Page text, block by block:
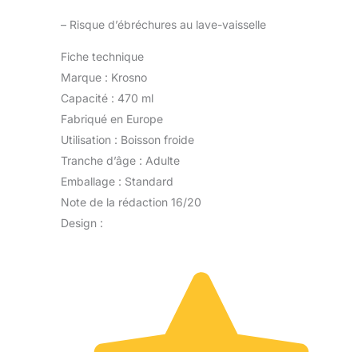
– Risque d’ébréchures au lave-vaisselle
Fiche technique
Marque : Krosno
Capacité : 470 ml
Fabriqué en Europe
Utilisation : Boisson froide
Tranche d’âge : Adulte
Emballage : Standard
Note de la rédaction 16/20
Design :